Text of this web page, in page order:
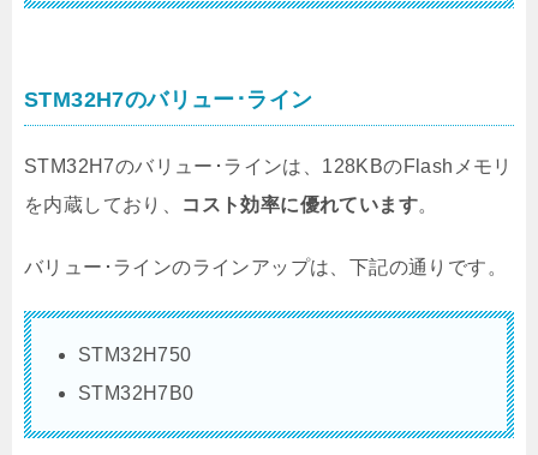
STM32H7のバリュー･ライン
STM32H7のバリュー･ラインは、128KBのFlashメモリ
を内蔵しており、
コスト効率に優れています。
バリュー･ラインのラインアップは、下記の通りです。
STM32H750
STM32H7B0